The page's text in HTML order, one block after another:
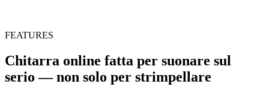
FEATURES
Chitarra online fatta per suonare sul
serio — non solo per strimpellare